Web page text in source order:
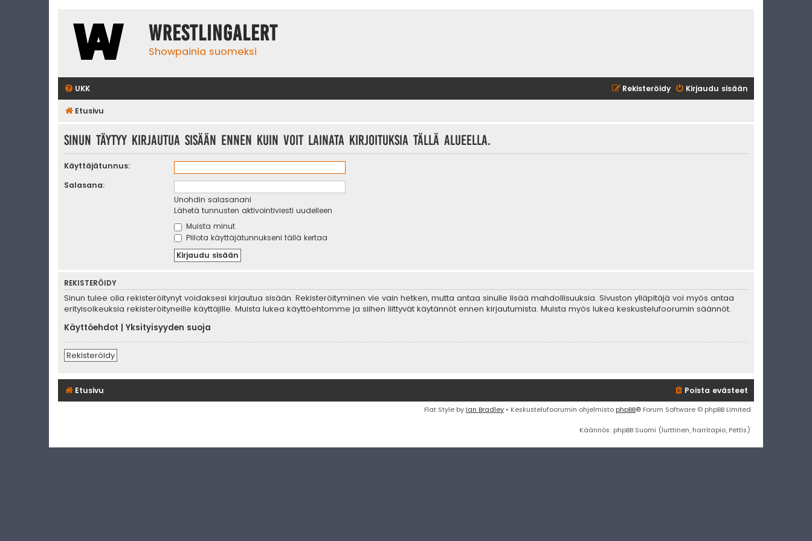
WrestlingAlert
Showpainia suomeksi
UKK Kirjaudu sisään
Rekisteröidy
Etusivu
Sinun täytyy kirjautua sisään ennen kuin voit lainata kirjoituksia tällä alueella.
Käyttäjätunnus:
Salasana:
Unohdin salasanani
Lähetä tunnusten aktivointiviesti uudelleen
Muista minut
Piilota käyttäjätunnukseni tällä kertaa
REKISTERÖIDY
Sinun tulee olla rekisteröitynyt voidaksesi kirjautua sisään. Rekisteröityminen vie vain hetken, mutta antaa sinulle lisää mahdollisuuksia. Sivuston ylläpitäjä voi myös antaa
erityisoikeuksia rekisteröityneille käyttäjille. Muista lukea käyttöehtomme ja siihen liittyvät käytännöt ennen kirjautumista. Muista myös lukea keskustelufoorumin säännöt.
Käyttöehdot
Yksityisyyden suoja
Rekisteröidy
Etusivu Poista evästeet
Flat Style by Ian Bradley • Keskustelufoorumin ohjelmisto phpBB® Forum Software © phpBB Limited
Käännös: phpBB Suomi (lurttinen, harritapio, Pettis)